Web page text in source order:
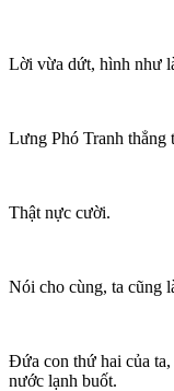
Lời vừa dứt, hình như
Lưng Phó Tranh thẳng
Thật nực cười.
Nói cho cùng, ta cũng
Đứa con thứ hai của
nước lạnh buốt.